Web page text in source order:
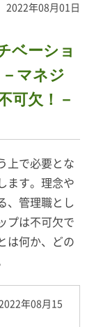
2022年08月01日
ベーショ
マネジ
可欠！－
上で必要とな
ます。理念や
、管理職とし
プは不可欠で
は何か、どの
年08月15